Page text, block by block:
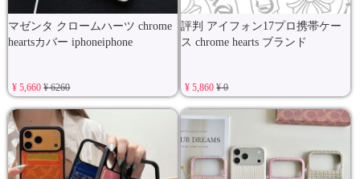
マゼンタ クロームハーツ chrome
heartsカバー iphoneiphone
¥ 5,660¥ 6260
評判 アイフォン17プロ携帯ケー
ス chrome hearts ブランド
¥ 5,860¥ 0